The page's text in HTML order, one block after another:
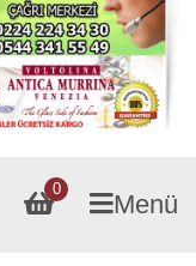
0
Menü